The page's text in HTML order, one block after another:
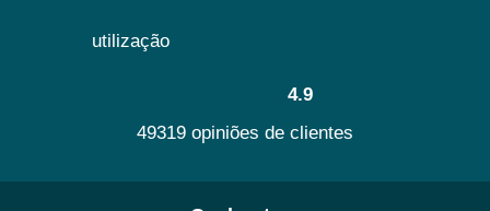
utilização
4.9
49319 opiniões de clientes